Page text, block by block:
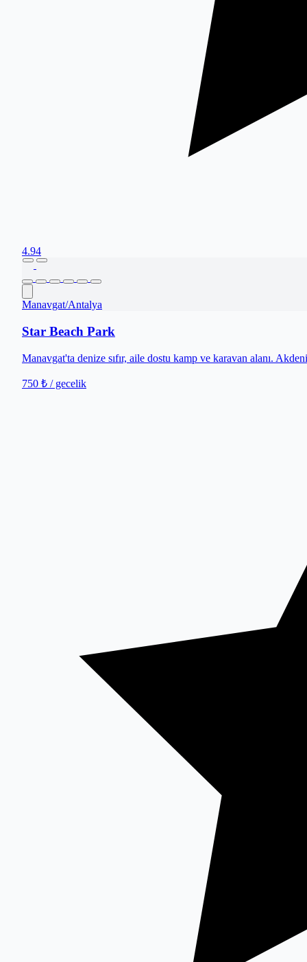
4.94
Manavgat/Antalya
Star Beach Park
Manavgat'ta denize sıfır, aile dostu kamp ve karavan alanı.
750 ₺ / gecelik